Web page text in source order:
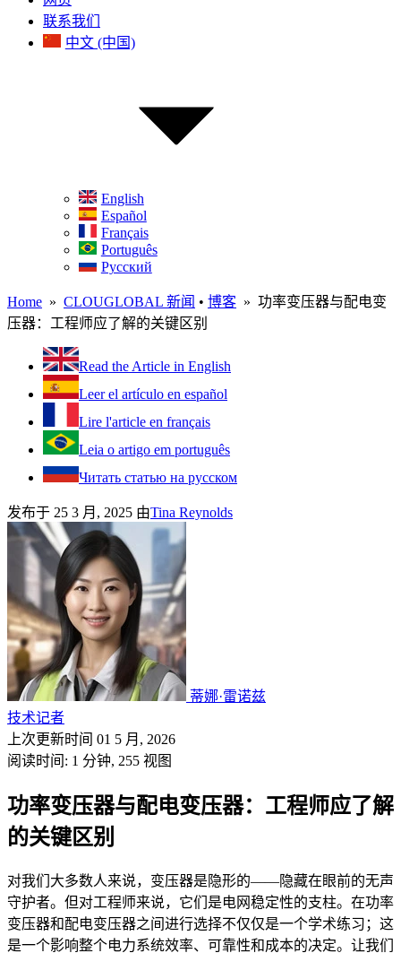
联系我们
中文 (中国)
English
Español
Français
Português
Русский
Home » CLOUGLOBAL 新闻 • 博客 » 功率变压器与配电变
压器：工程师应了解的关键区别
Read the Article in English
Leer el artículo en español
Lire l'article en français
Leia o artigo em português
Читать статью на русском
发布于 25 3 月, 2025 由Tina Reynolds
蒂娜·雷诺兹
技术记者
上次更新时间 01 5 月, 2026
阅读时间: 1 分钟, 255 视图
功率变压器与配电变压器：工程师应了解
的关键区别
对我们大多数人来说，变压器是隐形的——隐藏在眼前的无声
守护者。但对工程师来说，它们是电网稳定性的支柱。在功率
变压器和配电变压器之间进行选择不仅仅是一个学术练习；这
是一个影响整个电力系统效率、可靠性和成本的决定。让我们